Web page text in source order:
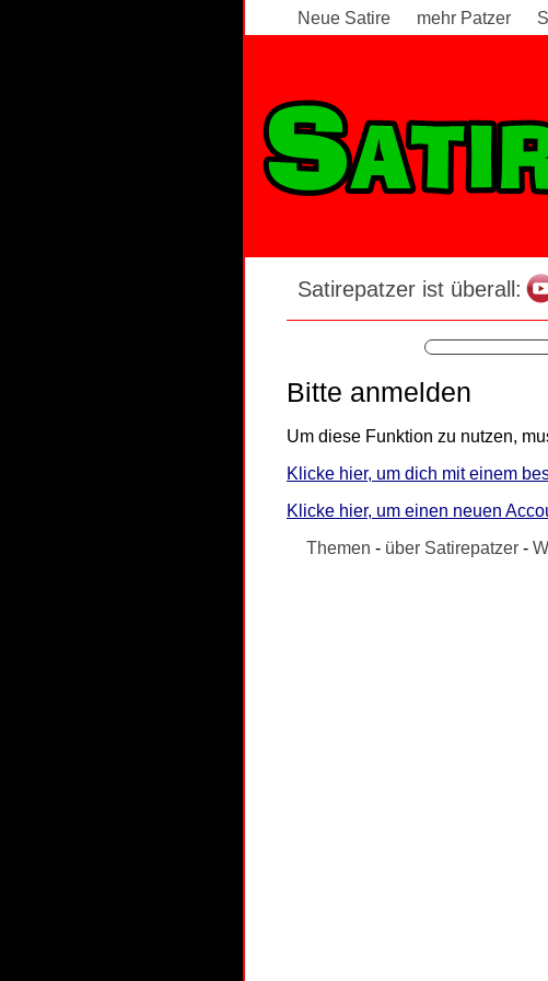
Neue Satire mehr Patzer
Satirepatzer ist überall:
Bitte anmelden
Um diese Funktion zu nutzen,
Klicke hier, um dich mit einem
Klicke hier, um einen neuen
Themen - über Satirepatzer -